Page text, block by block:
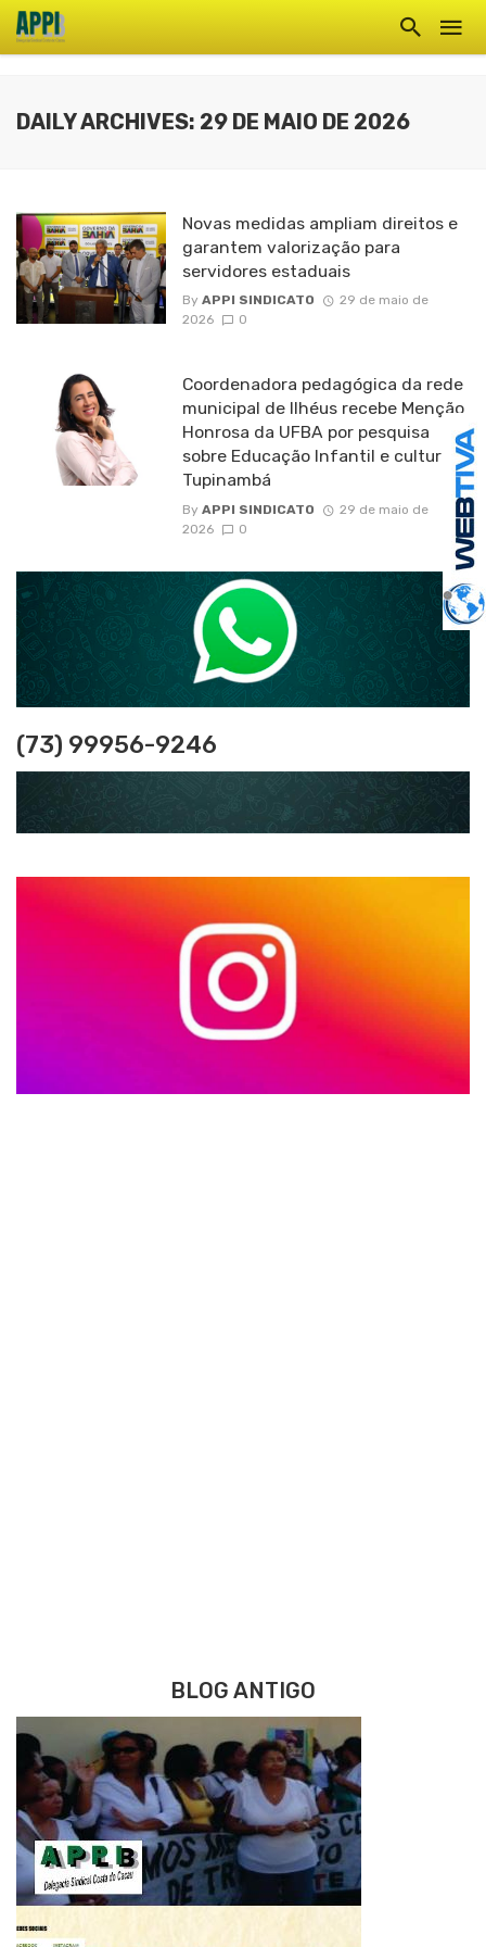
DAILY ARCHIVES: 29 DE MAIO DE 2026
Novas medidas ampliam direitos e
garantem valorização para
servidores estaduais
By APPI SINDICATO
29 de maio de
2026
0
Coordenadora pedagógica da rede
municipal de Ilhéus recebe Menção
Honrosa da UFBA por pesquisa
sobre Educação Infantil e cultura
Tupinambá
By APPI SINDICATO
29 de maio de
2026
0
(73) 99956-9246
BLOG ANTIGO